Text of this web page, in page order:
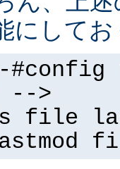
にして
-->
file